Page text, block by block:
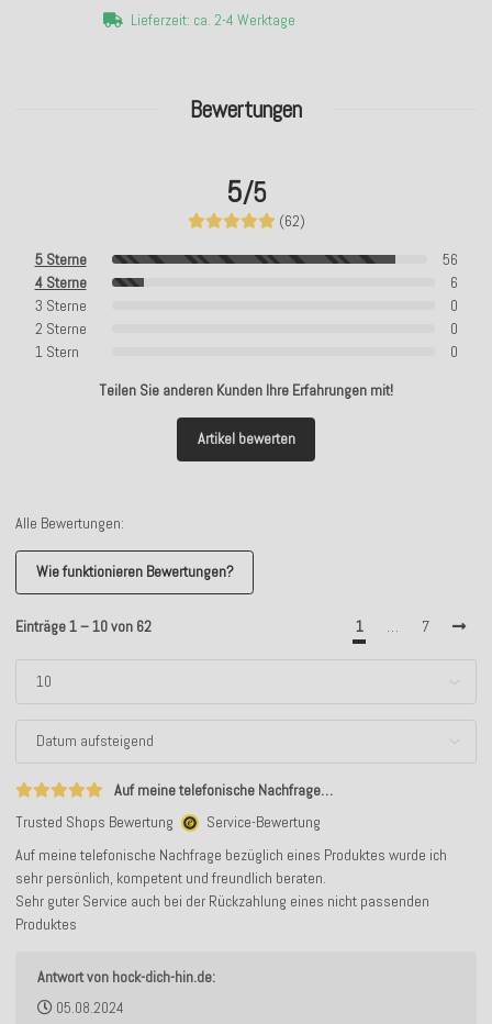
Bewertungen
5/5
(62)
5 Sterne
56
4 Sterne
6
3 Sterne
0
2 Sterne
0
1 Stern
0
Teilen Sie anderen Kunden Ihre Erfahrungen mit!
Artikel bewerten
Alle Bewertungen:
Wie funktionieren Bewertungen?
Einträge 1 – 10 von 62 1 … 7
Auf meine telefonische Nachfrage…
Trusted Shops Bewertung
Service-Bewertung
Auf meine telefonische Nachfrage bezüglich eines Produktes wurde ich
sehr persönlich, kompetent und freundlich beraten.
Sehr guter Service auch bei der Rückzahlung eines nicht passenden
Produktes
Antwort von hock-dich-hin.de:
05.08.2024
Lieferzeit: ca. 2-4 Werktage